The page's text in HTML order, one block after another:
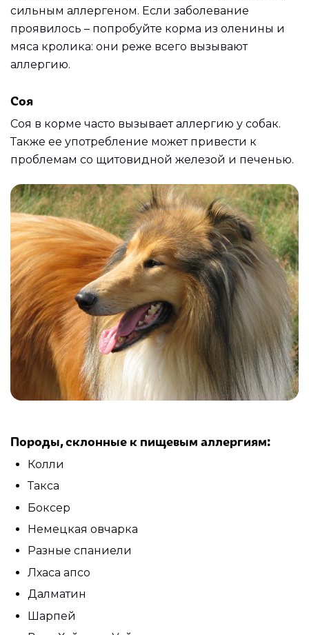
сильным аллергеном. Если заболевание
проявилось – попробуйте корма из оленины и
мяса кролика: они реже всего вызывают
аллергию.
Соя
Соя в корме часто вызывает аллергию у собак.
Также ее употребление может привести к
проблемам со щитовидной железой и печенью.
Породы, склонные к пищевым аллергиям:
Колли
Такса
Боксер
Немецкая овчарка
Разные спаниели
Лхаса апсо
Далматин
Шарпей